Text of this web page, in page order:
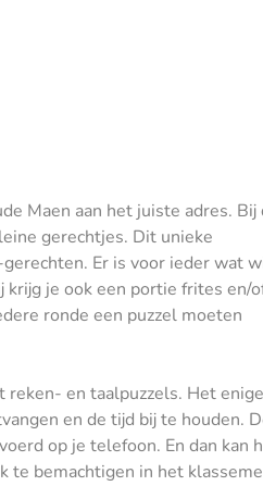
Maen aan het juiste adres. Bij
gerechtjes. Dit unieke
Er is voor ieder wat
krijg je ook een portie frites en/
ronde een puzzel moeten
reken- en taalpuzzels. Het
en de tijd bij te houden.
op je telefoon. En dan kan
te bemachtigen in het